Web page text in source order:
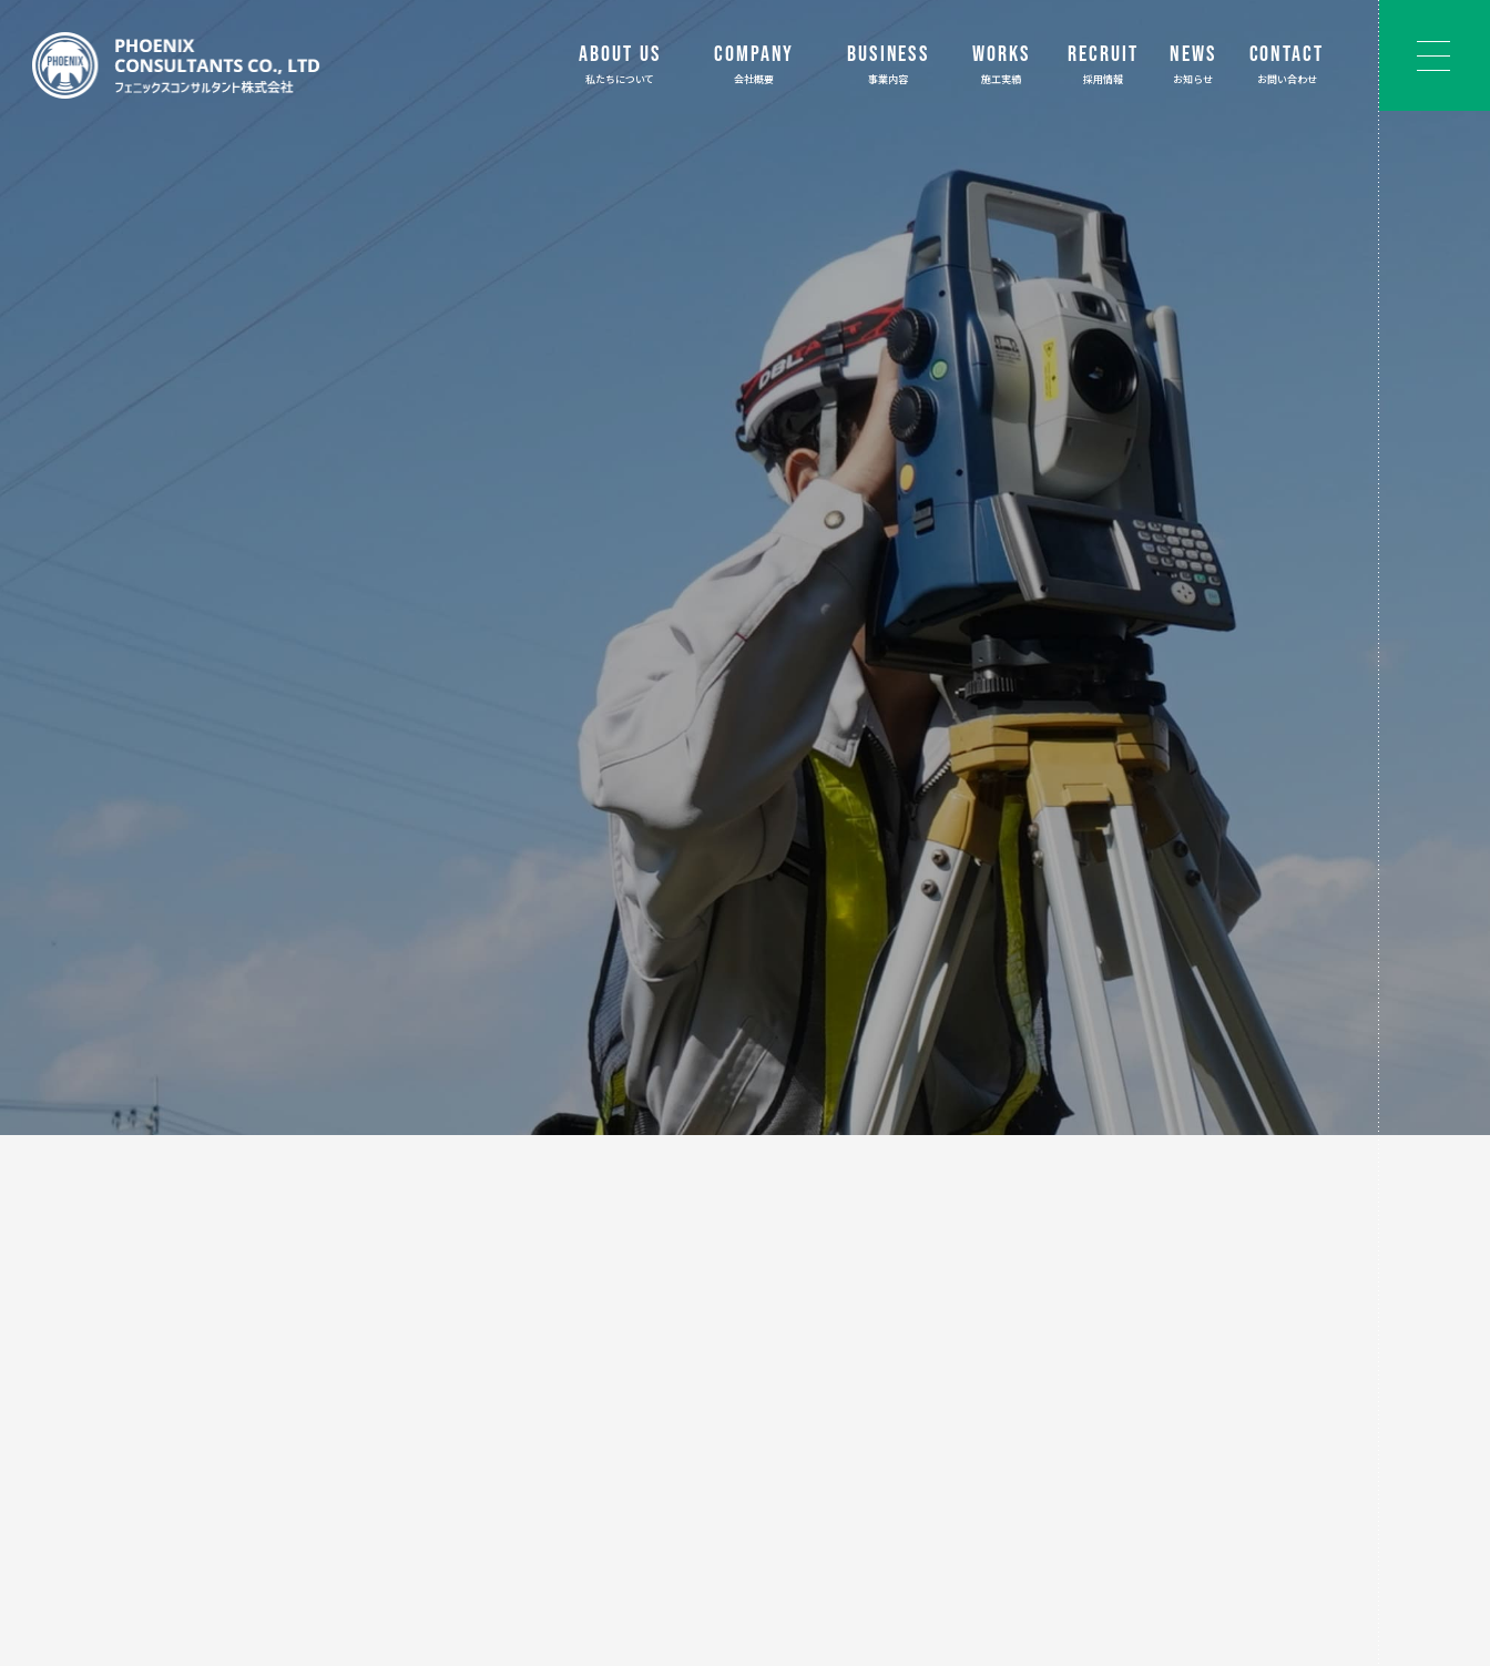
ABOUT US
私たちについて
COMPANY
会社概要
BUSINESS
事業内容
WORKS
施工実績
RECRUIT
採用情報
NEWS
お知らせ
CONTACT
お問い合わせ